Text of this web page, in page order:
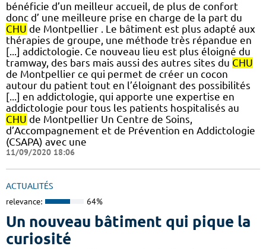
bénéficie d’un meilleur accueil, de plus de confort
donc d’ une meilleure prise en charge de la part du
CHU de Montpellier . Le bâtiment est plus adapté aux
thérapies de groupe, une méthode très répandue en
[...] addictologie. Ce nouveau lieu est plus éloigné du
tramway, des bars mais aussi des autres sites du CHU
de Montpellier ce qui permet de créer un cocon
autour du patient tout en l’éloignant des possibilités
[...] en addictologie, qui apporte une expertise en
addictologie pour tous les patients hospitalisés au
CHU de Montpellier Un Centre de Soins,
d’Accompagnement et de Prévention en Addictologie
(CSAPA) avec une
11/09/2020 18:06
ACTUALITÉS
relevance: 64%
Un nouveau bâtiment qui pique la
curiosité